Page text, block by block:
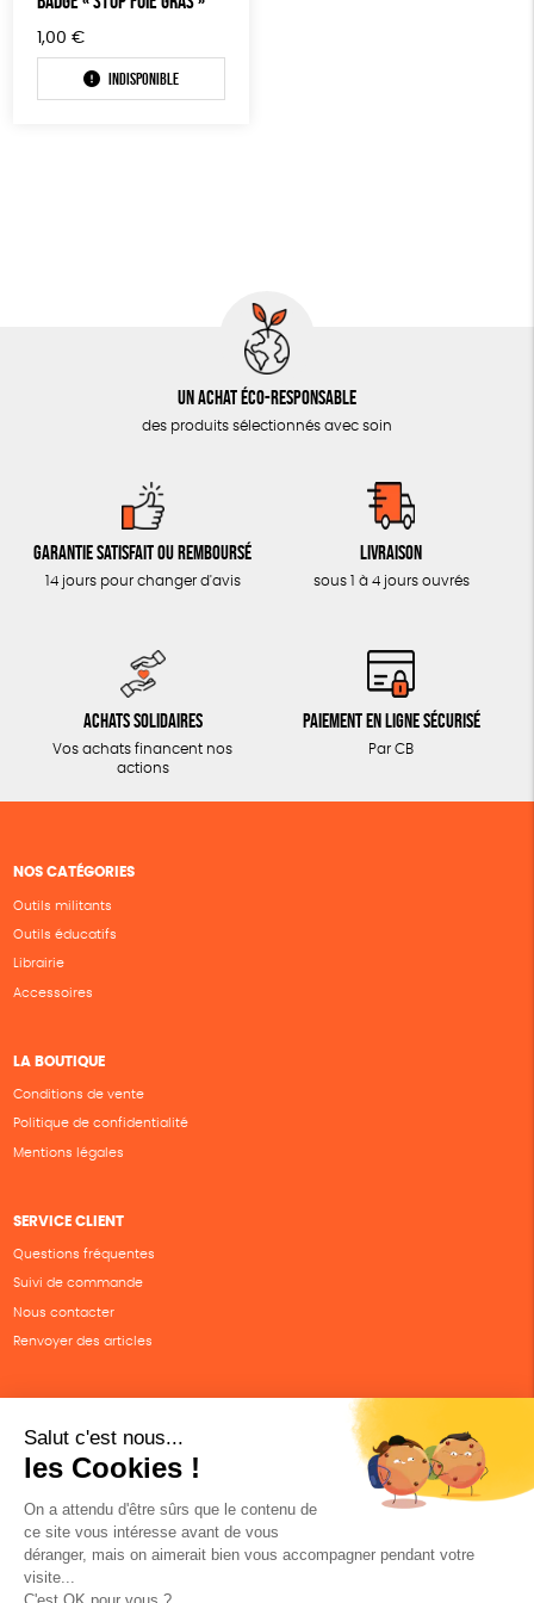
LIVRETS ÉDUCATIFS
1,00 €
Indisponible
Un achat éco-responsable
des produits sélectionnés avec soin
Garantie satisfait ou remboursé
14 jours pour changer d'avis
Livraison
sous 1 à 4 jours ouvrés
Achats solidaires
Vos achats financent nos
actions
Paiement en ligne sécurisé
Par CB
NOS CATÉGORIES
Outils militants
Outils éducatifs
Librairie
Accessoires
LA BOUTIQUE
Conditions de vente
Politique de confidentialité
Mentions légales
SERVICE CLIENT
Questions fréquentes
Suivi de commande
Nous contacter
Renvoyer des articles